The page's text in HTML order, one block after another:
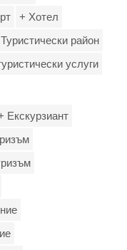
+ Хотел
район
услуги
Екскурзиант